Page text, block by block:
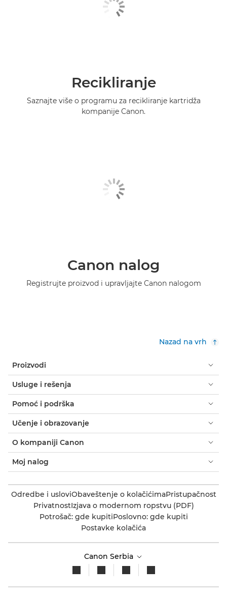
Recikliranje
Saznajte više o programu za recikliranje kartridža
kompanije Canon.
Canon nalog
Registrujte proizvod i upravljajte Canon nalogom
Nazad na vrh
Proizvodi
Usluge i rešenja
Pomoć i podrška
Učenje i obrazovanje
O kompaniji Canon
Moj nalog
Odredbe i usloviObaveštenje o kolačićimaPristupačnost
PrivatnostIzjava o modernom ropstvu (PDF)
Potrošač: gde kupitiPoslovno: gde kupiti
Postavke kolačića
Canon Serbia